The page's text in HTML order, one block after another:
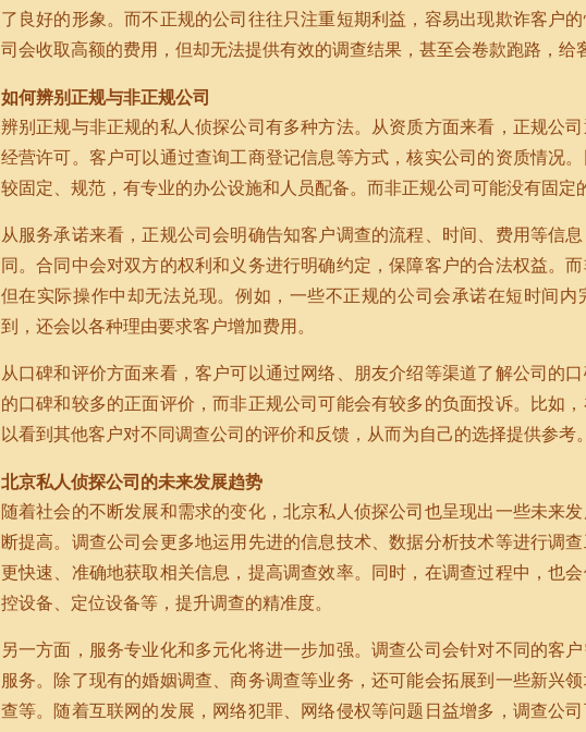
了良好的形象。而不正规的公司往往只注重短期利益，容易出现欺诈客户
司会收取高额的费用，但却无法提供有效的调查结果，甚至会卷款跑路，给
如何辨别正规与非正规公司
辨别正规与非正规的私人侦探公司有多种方法。从资质方面来看，正规公
经营许可。客户可以通过查询工商登记信息等方式，核实公司的资质情况
较固定、规范，有专业的办公设施和人员配备。而非正规公司可能没有固定
从服务承诺来看，正规公司会明确告知客户调查的流程、时间、费用等信
同。合同中会对双方的权利和义务进行明确约定，保障客户的合法权益。
但在实际操作中却无法兑现。例如，一些不正规的公司会承诺在短时间内
到，还会以各种理由要求客户增加费用。
从口碑和评价方面来看，客户可以通过网络、朋友介绍等渠道了解公司的
的口碑和较多的正面评价，而非正规公司可能会有较多的负面投诉。比如
以看到其他客户对不同调查公司的评价和反馈，从而为自己的选择提供参考。
北京私人侦探公司的未来发展趋势
随着社会的不断发展和需求的变化，北京私人侦探公司也呈现出一些未来
断提高。调查公司会更多地运用先进的信息技术、数据分析技术等进行调
更快速、准确地获取相关信息，提高调查效率。同时，在调查过程中，也
控设备、定位设备等，提升调查的精准度。
另一方面，服务专业化和多元化将进一步加强。调查公司会针对不同的客
服务。除了现有的婚姻调查、商务调查等业务，还可能会拓展到一些新兴
查等。随着互联网的发展，网络犯罪、网络侵权等问题日益增多，调查公